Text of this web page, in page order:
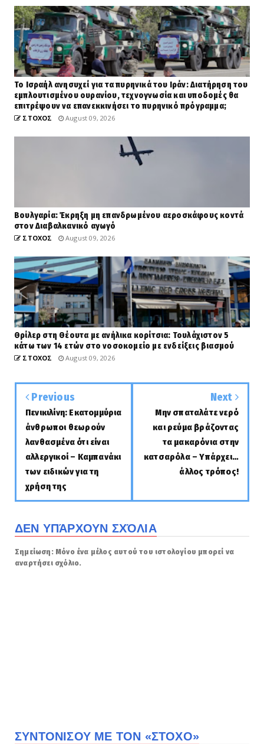
Το Ισραήλ ανησυχεί για τα πυρηνικά του Ιράν: Διατήρηση του
εμπλουτισμένου ουρανίου, τεχνογνωσία και υποδομές θα
επιτρέψουν να επανεκκινήσει το πυρηνικό πρόγραμμα;
ΣΤΟΧΟΣ August 09, 2026
Βουλγαρία: Έκρηξη μη επανδρωμένου αεροσκάφους κοντά
στον Διαβαλκανικό αγωγό
ΣΤΟΧΟΣ August 09, 2026
Θρίλερ στη Θέουτα με ανήλικα κορίτσια: Τουλάχιστον 5
κάτω των 14 ετών στο νοσοκομείο με ενδείξεις βιασμού
ΣΤΟΧΟΣ August 09, 2026
Previous
Πενικιλίνη: Εκατομμύρια
άνθρωποι θεωρούν
λανθασμένα ότι είναι
αλλεργικοί – Καμπανάκι
των ειδικών για τη
χρήση της
Next
Μην σπαταλάτε νερό
και ρεύμα βράζοντας
τα μακαρόνια στην
κατσαρόλα – Υπάρχει…
άλλος τρόπος!
ΔΕΝ ΥΠΆΡΧΟΥΝ ΣΧΌΛΙΑ
Σημείωση: Μόνο ένα μέλος αυτού του ιστολογίου μπορεί να
αναρτήσει σχόλιο.
ΣΥΝΤΟΝΙΣΟΥ ΜΕ ΤΟΝ «ΣΤΟΧΟ»